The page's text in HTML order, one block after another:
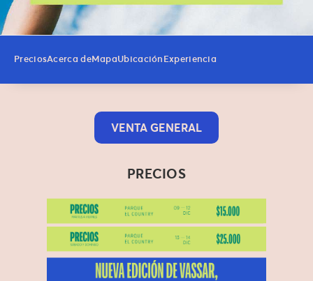
PreciosAcerca deMapaUbicaciónExperiencia
VENTA GENERAL
PRECIOS